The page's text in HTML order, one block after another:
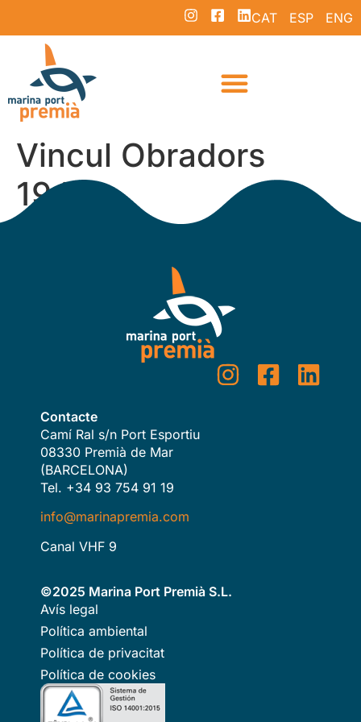
CAT ESP ENG
Vincul Obradors
1941
Contacte
Camí Ral s/n Port Esportiu
08330 Premià de Mar
(BARCELONA)
Tel. +34 93 754 91 19
info@marinapremia.com
Canal VHF 9
©2025 Marina Port Premià S.L.
Avís legal
Política ambiental
Política de privacitat
Política de cookies